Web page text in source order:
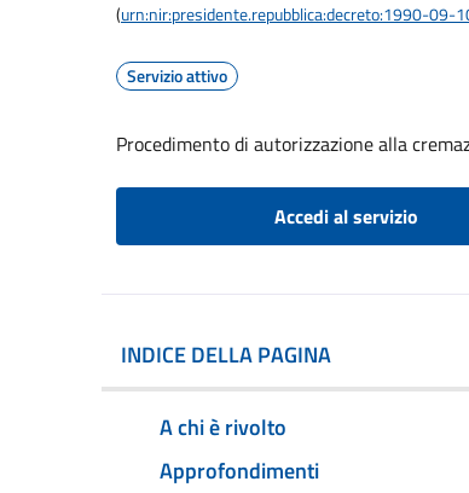
(urn:nir:presidente.repubblica:decreto:1990-09-
Servizio attivo
Procedimento di autorizzazione alla
Accedi al servizio
INDICE DELLA PAGINA
A chi è rivolto
Approfondimenti